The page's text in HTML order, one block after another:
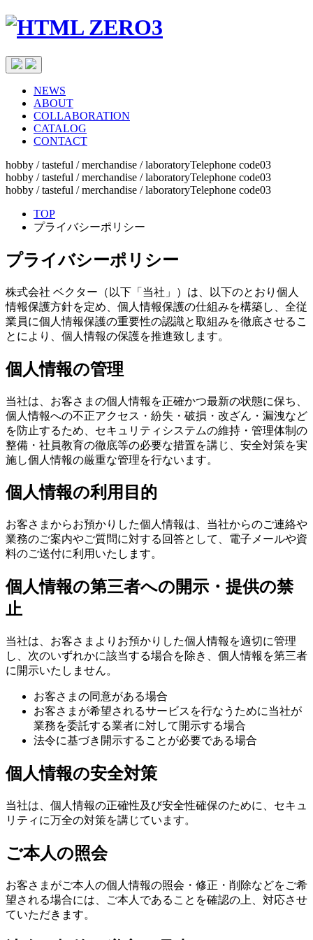
NEWS
ABOUT
COLLABORATION
CATALOG
CONTACT
hobby / tasteful / merchandise / laboratoryTelephone code03
hobby / tasteful / merchandise / laboratoryTelephone code03
hobby / tasteful / merchandise / laboratoryTelephone code03
TOP
プライバシーポリシー
プライバシーポリシー
株式会社 ベクター（以下「当社」）は、以下のとおり個人
情報保護方針を定め、個人情報保護の仕組みを構築し、全従
業員に個人情報保護の重要性の認識と取組みを徹底させるこ
とにより、個人情報の保護を推進致します。
個人情報の管理
当社は、お客さまの個人情報を正確かつ最新の状態に保ち、
個人情報への不正アクセス・紛失・破損・改ざん・漏洩など
を防止するため、セキュリティシステムの維持・管理体制の
整備・社員教育の徹底等の必要な措置を講じ、安全対策を実
施し個人情報の厳重な管理を行ないます。
個人情報の利用目的
お客さまからお預かりした個人情報は、当社からのご連絡や
業務のご案内やご質問に対する回答として、電子メールや資
料のご送付に利用いたします。
個人情報の第三者への開示・提供の禁
止
当社は、お客さまよりお預かりした個人情報を適切に管理
し、次のいずれかに該当する場合を除き、個人情報を第三者
に開示いたしません。
お客さまの同意がある場合
お客さまが希望されるサービスを行なうために当社が
業務を委託する業者に対して開示する場合
法令に基づき開示することが必要である場合
個人情報の安全対策
当社は、個人情報の正確性及び安全性確保のために、セキュ
リティに万全の対策を講じています。
ご本人の照会
お客さまがご本人の個人情報の照会・修正・削除などをご希
望される場合には、ご本人であることを確認の上、対応させ
ていただきます。